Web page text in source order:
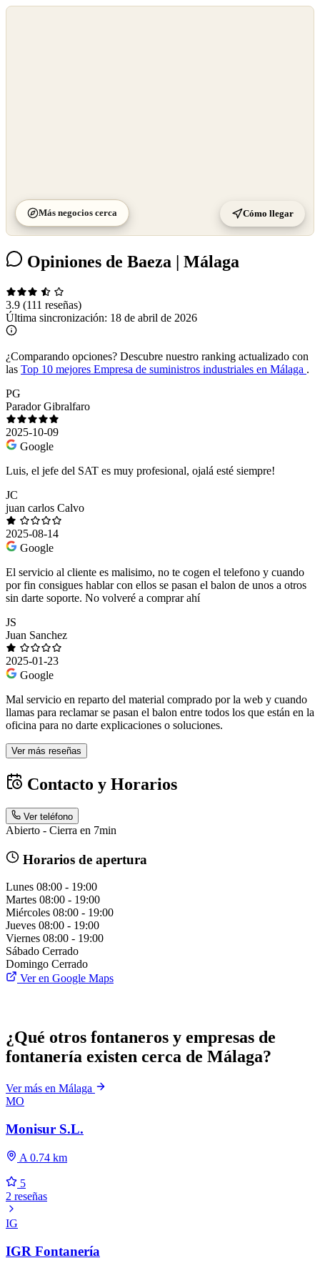
Más negocios cerca Cómo llegar
Opiniones de Baeza | Málaga
3.9 (111 reseñas)
Última sincronización: 18 de abril de 2026
¿Comparando opciones? Descubre nuestro ranking actualizado con
las Top 10 mejores Empresa de suministros industriales en Málaga .
PG
Parador Gibralfaro
2025-10-09
Google
Luis, el jefe del SAT es muy profesional, ojalá esté siempre!
JC
juan carlos Calvo
2025-08-14
Google
El servicio al cliente es malisimo, no te cogen el telefono y cuando
por fin consigues hablar con ellos se pasan el balon de unos a otros
sin darte soporte. No volveré a comprar ahí
JS
Juan Sanchez
2025-01-23
Google
Mal servicio en reparto del material comprado por la web y cuando
llamas para reclamar se pasan el balon entre todos los que están en la
oficina para no darte explicaciones o soluciones.
Ver más reseñas
Contacto y Horarios
Ver teléfono
Abierto - Cierra en 7min
Horarios de apertura
Lunes 08:00 - 19:00
Martes 08:00 - 19:00
Miércoles 08:00 - 19:00
Jueves 08:00 - 19:00
Viernes 08:00 - 19:00
Sábado Cerrado
Domingo Cerrado
Ver en Google Maps
¿Qué otros fontaneros y empresas de
fontanería existen cerca de Málaga?
Ver más en Málaga
MO
Monisur S.L.
A 0.74 km
5
2 reseñas
IG
IGR Fontanería